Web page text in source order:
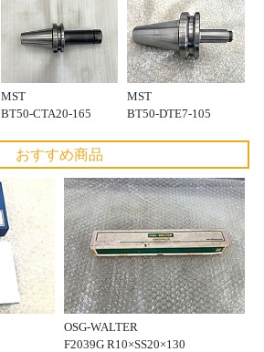
MST
BT50-CTA20-165
MST
BT50-DTE7-105
おすすめ商品
OSG-WALTER
F2039G R10×SS20×130